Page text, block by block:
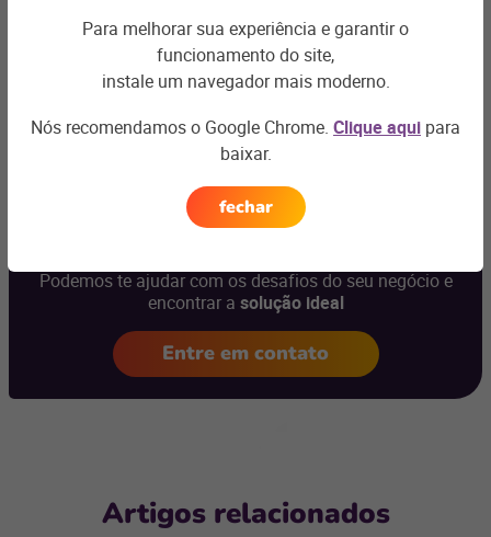
Ficou com
alguma dúvida?
Podemos te ajudar com os desafios do seu negócio e
encontrar a solução ideal
Entre em contato
Artigos relacionados
Para melhorar sua experiência e garantir o
funcionamento do site,
instale um navegador mais moderno.
Nós recomendamos o Google Chrome. Clique aqui para
baixar.
fechar